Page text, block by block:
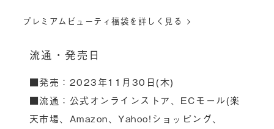
プレミアムビューティ福袋を詳しく見る
流通・発売日
■発売：2023年11月30日(木)
■流通：公式オンラインストア、ECモール(楽
天市場、Amazon、Yahoo!ショッピング、